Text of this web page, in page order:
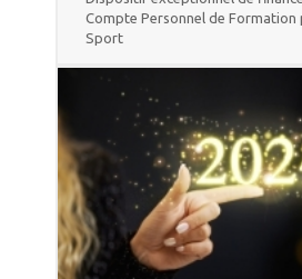
Compte Personnel de Formation
Sport